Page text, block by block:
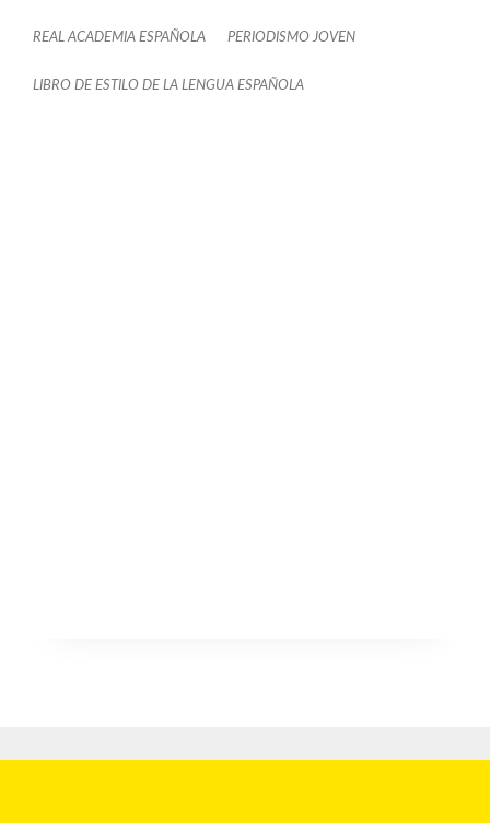
REAL ACADEMIA ESPAÑOLA PERIODISMO JOVEN
LIBRO DE ESTILO DE LA LENGUA ESPAÑOLA